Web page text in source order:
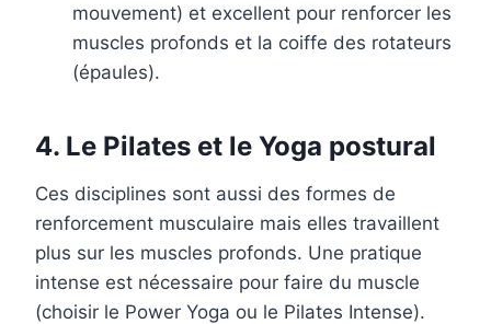
mouvement) et excellent pour renforcer les
muscles profonds et la coiffe des rotateurs
(épaules).
4. Le Pilates et le Yoga postural
Ces disciplines sont aussi des formes de
renforcement musculaire mais elles travaillent
plus sur les muscles profonds. Une pratique
intense est nécessaire pour faire du muscle
(choisir le Power Yoga ou le Pilates Intense).